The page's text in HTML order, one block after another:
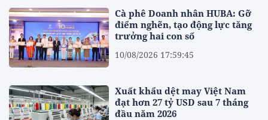
Cà phê Doanh nhân HUBA: Gỡ
điểm nghẽn, tạo động lực tăng
trưởng hai con số
10/08/2026 17:59:45
Xuất khẩu dệt may Việt Nam
đạt hơn 27 tỷ USD sau 7 tháng
đầu năm 2026